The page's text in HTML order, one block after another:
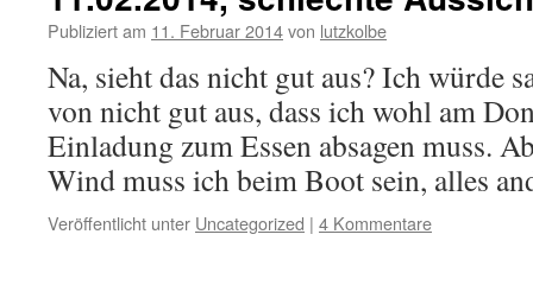
Publiziert am 11. Februar 2014von lutzkolbe
Na, sieht das nicht gut aus? Ich würde
von nicht gut aus, dass ich wohl am
Einladung zum Essen absagen muss.
Wind muss ich beim Boot sein, alles
Veröffentlicht unter Uncategorized | 4 Kommentare